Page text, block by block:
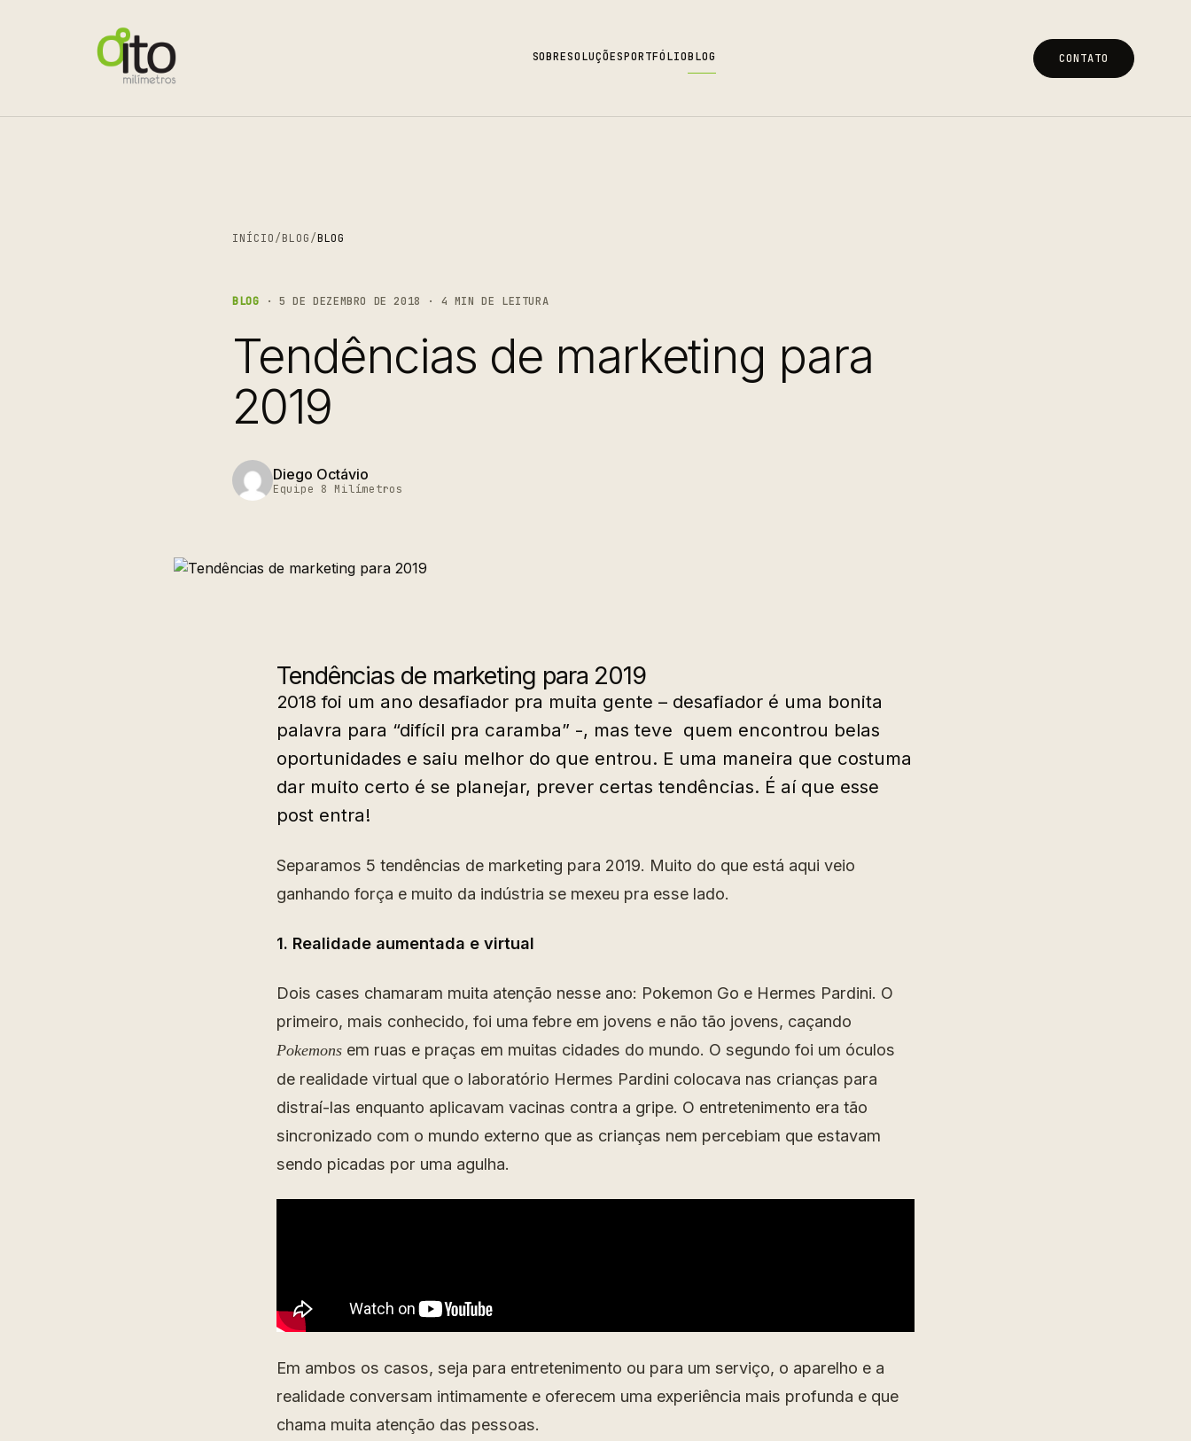
SOBRESOLUÇÕESPORTFÓLIOBLOG CONTATO
INÍCIO/BLOG/BLOG
BLOG · 5 DE DEZEMBRO DE 2018 · 4 MIN DE LEITURA
Tendências de marketing para
2019
Diego Octávio
Equipe 8 Milímetros
Tendências de marketing para 2019
2018 foi um ano desafiador pra muita gente – desafiador é uma bonita
palavra para “difícil pra caramba” -, mas teve quem encontrou belas
oportunidades e saiu melhor do que entrou. E uma maneira que costuma
dar muito certo é se planejar, prever certas tendências. É aí que esse
post entra!
Separamos 5 tendências de marketing para 2019. Muito do que está aqui veio
ganhando força e muito da indústria se mexeu pra esse lado.
1. Realidade aumentada e virtual
Dois cases chamaram muita atenção nesse ano: Pokemon Go e Hermes Pardini. O
primeiro, mais conhecido, foi uma febre em jovens e não tão jovens, caçando
Pokemons em ruas e praças em muitas cidades do mundo. O segundo foi um óculos
de realidade virtual que o laboratório Hermes Pardini colocava nas crianças para
distraí-las enquanto aplicavam vacinas contra a gripe. O entretenimento era tão
sincronizado com o mundo externo que as crianças nem percebiam que estavam
sendo picadas por uma agulha.
Em ambos os casos, seja para entretenimento ou para um serviço, o aparelho e a
realidade conversam intimamente e oferecem uma experiência mais profunda e que
chama muita atenção das pessoas.